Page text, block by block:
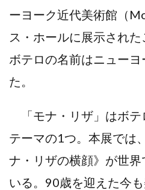
ーヨーク近代美術館（
ス・ホールに展示された
ボテロの名前はニュー
た。
「モナ・リザ」はボテ
テーマの1つ。本展では
ナ・リザの横顔》が世
いる。90歳を迎えた今